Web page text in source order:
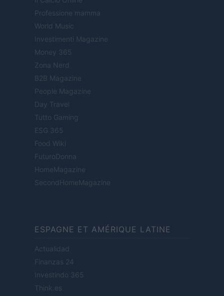
Professione mamma
World Music
Investimenti Magazine
Money 365
Zona Nerd
B2B Magazine
People Magazine
Day Travel
Tutto Gaming
ESG 365
Food Wiki
FuturoDonna
HomeMagazine
SecondHomeMagazine
ESPAGNE ET AMÉRIQUE LATINE
Actualidad
Finanzas 24
Investindo 365
Think.es